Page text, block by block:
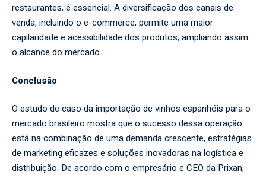
restaurantes, é essencial. A diversificação dos canais de
venda, incluindo o e-commerce, permite uma maior
capilaridade e acessibilidade dos produtos, ampliando assim
o alcance do mercado.
Conclusão
O estudo de caso da importação de vinhos espanhóis para o
mercado brasileiro mostra que o sucesso dessa operação
está na combinação de uma demanda crescente, estratégias
de marketing eficazes e soluções inovadoras na logística e
distribuição. De acordo com o empresário e CEO da Prixan,